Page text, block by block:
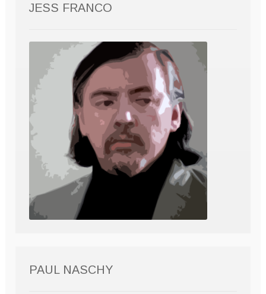
JESS FRANCO
PAUL NASCHY